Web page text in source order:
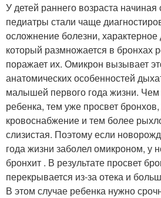
У детей раннего возраста
педиатры стали чаще
осложнение болезни,
который размножается в бронхах
поражает их. Омикрон вызывает
анатомических особенностей
малышей первого года жизни.
ребенка, тем уже просвет
кровоснабжение и тем более
слизистая. Поэтому если
года жизни заболел омикроном, у
бронхит . В результате просвет
перекрывается из-за отека и
В этом случае ребенка нужно